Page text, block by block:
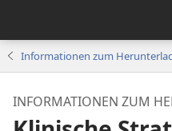
Informationen zum
INFORMATIONEN ZUM